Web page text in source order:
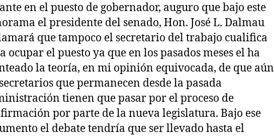
en el puesto de gobernador, auguro que bajo este
el presidente del senado, Hon. José L. Dalmau
que tampoco el secretario del trabajo cualifica
ocupar el puesto ya que en los pasados meses el ha
la teoría, en mi opinión equivocada, de que aún
que permanecen desde la pasada
tienen que pasar por el proceso de
por parte de la nueva legislatura. Bajo ese
el debate tendría que ser llevado hasta el